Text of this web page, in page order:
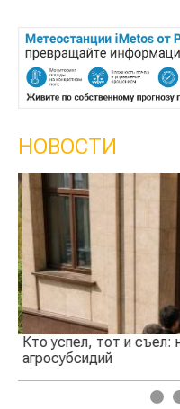
НОВОСТИ
Кто успел, тот и съел:
агросубсидий
1